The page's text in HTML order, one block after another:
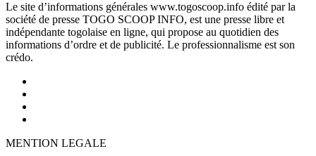
Le site d’informations générales www.togoscoop.info édité par la
société de presse TOGO SCOOP INFO, est une presse libre et
indépendante togolaise en ligne, qui propose au quotidien des
informations d’ordre et de publicité. Le professionnalisme est son
crédo.
MENTION LEGALE